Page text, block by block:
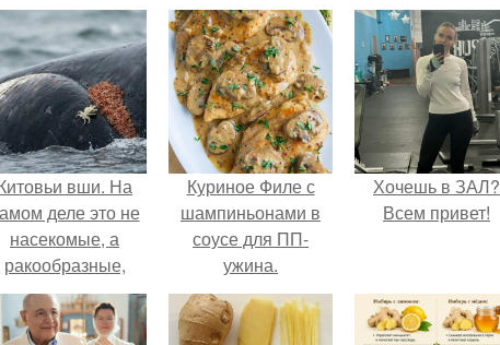
вши. На
деле это не
насекомые, а
ракообразные,
относящиеся к
бокоплавам.
Куриное Филе с
шампиньонами в
соусе для ПП-
ужина.
Хочешь в ЗАЛ?
Всем привет!